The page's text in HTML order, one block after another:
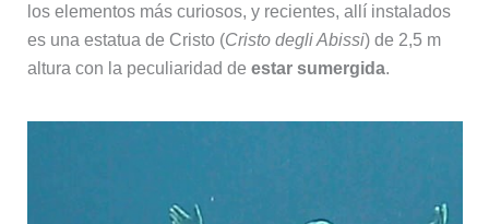
los elementos más curiosos, y recientes, allí instalados
es una estatua de Cristo (Cristo degli Abissi) de 2,5 m
altura con la peculiaridad de estar sumergida.